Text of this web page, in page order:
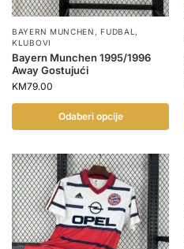
BAYERN MUNCHEN ,FUDBAL ,
KLUBOVI
Bayern Munchen 1995/1996
Away Gostujući
KM79.00
Odaberi opcije